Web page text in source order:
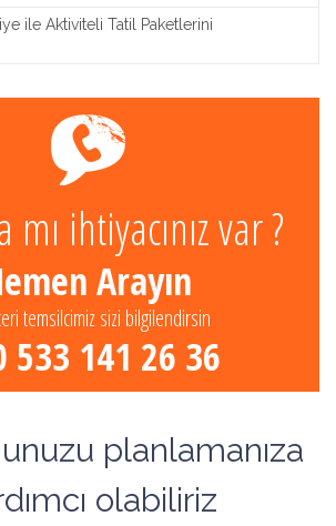
ile Aktiviteli Tatil Paketlerini
mı ihtiyacınız var ?
Arayın
temsilcimiz sizi bilgilendirsin
533 141 26 36
planlamanıza
olabiliriz